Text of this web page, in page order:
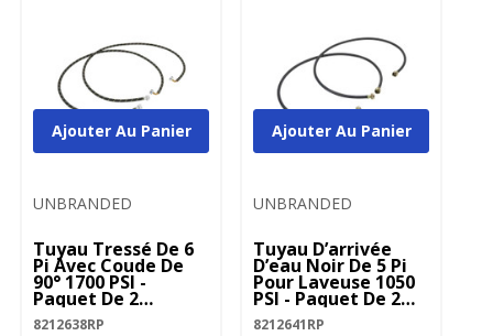
UNBRANDED
Tuyau Tressé De 6
Pi Avec Coude De
90° 1700 PSI -
Paquet De 2
8212638RP
8212638RP
Ajouter Au Panier
UNBRANDED
Tuyau D’arrivée
D’eau Noir De 5 Pi
Pour Laveuse 1050
PSI - Paquet De 2
8212641RP
8212641RP
Ajouter Au Panier